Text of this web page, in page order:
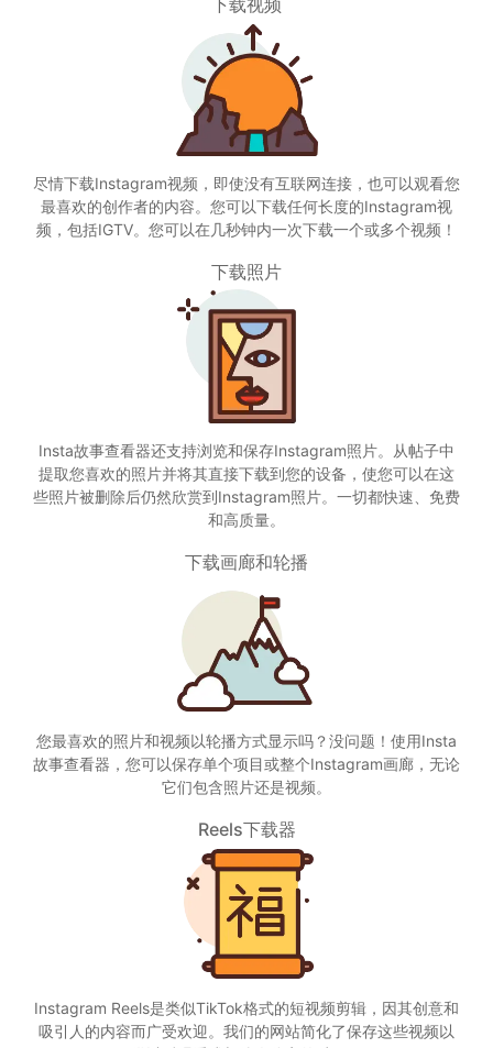
下载视频
尽情下载Instagram视频，即使没有互联网连接，也可以观看您
最喜欢的创作者的内容。您可以下载任何长度的Instagram视
频，包括IGTV。您可以在几秒钟内一次下载一个或多个视频！
下载照片
Insta故事查看器还支持浏览和保存Instagram照片。从帖子中
提取您喜欢的照片并将其直接下载到您的设备，使您可以在这
些照片被删除后仍然欣赏到Instagram照片。一切都快速、免费
和高质量。
下载画廊和轮播
您最喜欢的照片和视频以轮播方式显示吗？没问题！使用Insta
故事查看器，您可以保存单个项目或整个Instagram画廊，无论
它们包含照片还是视频。
Reels下载器
Instagram Reels是类似TikTok格式的短视频剪辑，因其创意和
吸引人的内容而广受欢迎。我们的网站简化了保存这些视频以